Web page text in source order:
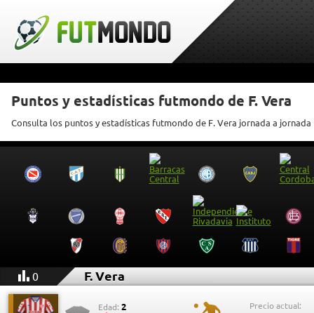
Puntos y estadísticas futmondo de F. Vera
Consulta los puntos y estadísticas futmondo de F. Vera jornada a jornada
0 F. Vera
Edad: 2 Precio actual: